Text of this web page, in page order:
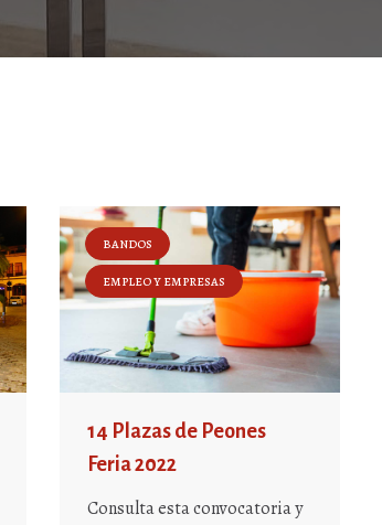
BANDOS
EMPLEO Y EMPRESAS
14 Plazas de Peones
Feria 2022
Consulta esta convocatoria y